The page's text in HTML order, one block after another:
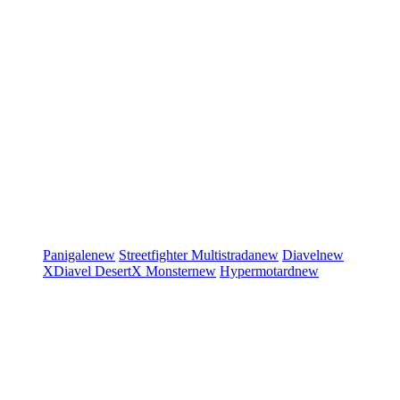
Panigalenew StreetfighterMultistradanew Diavelnew
XDiavel DesertX Monsternew Hypermotardnew